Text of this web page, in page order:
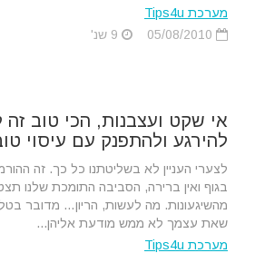
מערכת Tips4u
אי שקט ועצבנות, הכי טוב
להירגע ולהתפנק עם עיסוי
לצערי העניין לא בשליטתנו כל כך. זה
בגוף ואין ברירה, הסביבה התומכת שלנו
מהשיגעונות. מה לעשות, הריון… מדובר
שאת עצמך לא ממש מודעת אליהן...
מערכת Tips4u